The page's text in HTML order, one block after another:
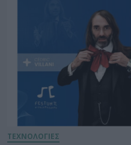
ΤΕΧΝΟΛΟΓΙΕΣ